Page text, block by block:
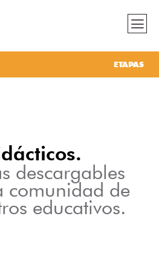
ETAPAS
descargables
comunidad de
educativos.